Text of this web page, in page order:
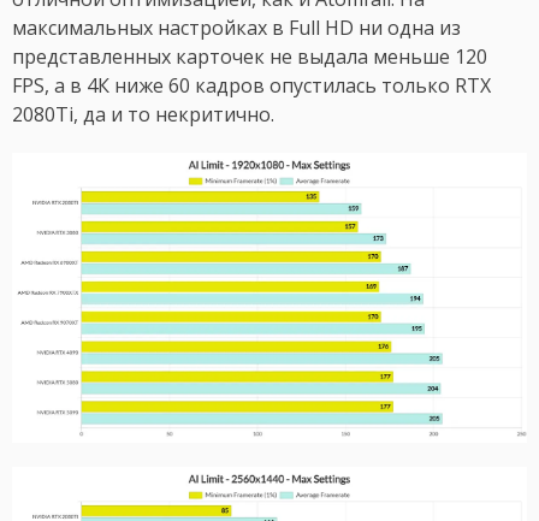
максимальных настройках в Full HD ни одна из
представленных карточек не выдала меньше 120
FPS, а в 4К ниже 60 кадров опустилась только RTX
2080Ti, да и то некритично.